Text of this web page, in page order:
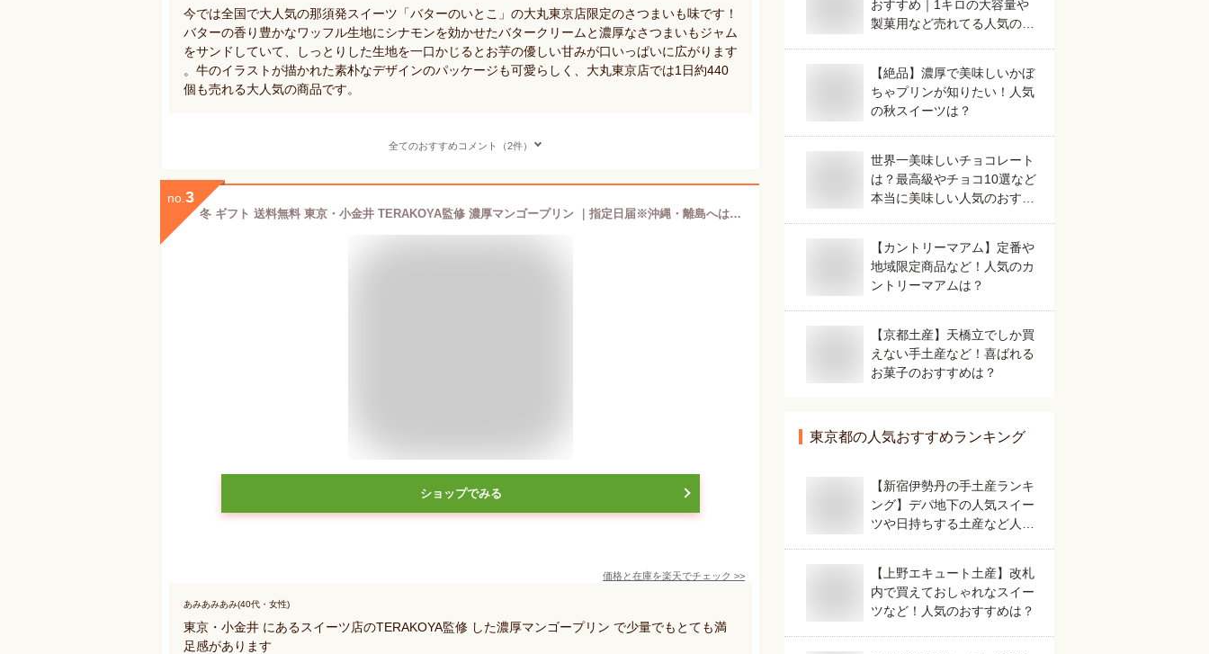
今では全国で大人気の那須発スイーツ「バターのいとこ」の大丸東京店限定のさつまいも味です！
バターの香り豊かなワッフル生地にシナモンを効かせたバタークリームと濃厚なさつまいもジャム
をサンドしていて、しっとりした生地を一口かじるとお芋の優しい甘みが口いっぱいに広がります
。牛のイラストが描かれた素朴なデザインのパッケージも可愛らしく、大丸東京店では1日約440
個も売れる大人気の商品です。
全てのおすすめコメント（2件）
no. 3
冬 ギフト 送料無料 東京・小金井 TERAKOYA監修 濃厚マンゴープリン ｜指定日届※沖縄・離島へは届不可(直)
ショップでみる
価格と在庫を楽天でチェック >>
あみあみあみ(40代・女性)
東京・小金井 にあるスイーツ店のTERAKOYA監修 した濃厚マンゴープリン で少量でもとても満
足感があります
おすすめ｜1キロの大容量や
製菓用など売れてる人気のも
【絶品】濃厚で美味しいかぼ
ちゃプリンが知りたい！人気
の秋スイーツは？
世界一美味しいチョコレート
は？最高級やチョコ10選など
本当に美味しい人気のおすす
【カントリーマアム】定番や
地域限定商品など！人気のカ
ントリーマアムは？
【京都土産】天橋立でしか買
えない手土産など！喜ばれる
お菓子のおすすめは？
東京都の人気おすすめランキング
【新宿伊勢丹の手土産ランキ
ング】デパ地下の人気スイー
ツや日持ちする土産など人気
【上野エキュート土産】改札
内で買えておしゃれなスイー
ツなど！人気のおすすめは？